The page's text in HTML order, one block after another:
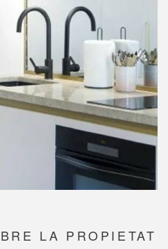
LA PROPIETAT